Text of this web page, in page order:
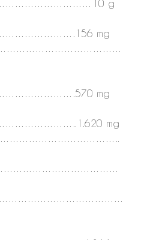
g
mg
mg
mg